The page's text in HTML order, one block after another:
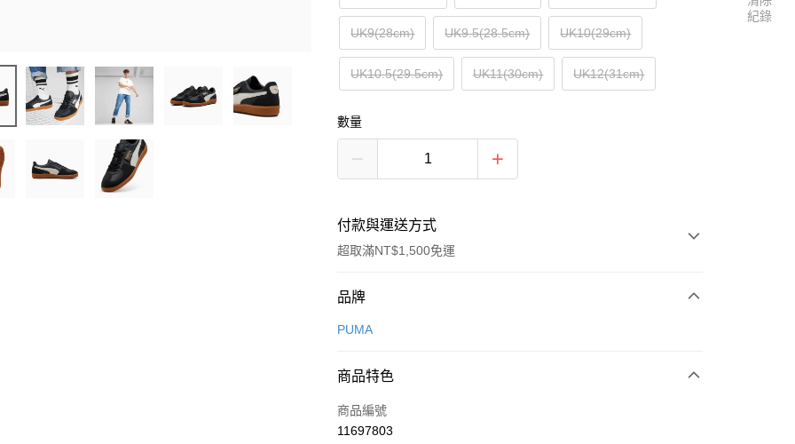
UK9(28cm) UK9.5(28.5cm) UK10(29cm)
UK10.5(29.5cm) UK11(30cm) UK12(31cm)
數量
付款與運送方式
超取滿NT$1,500免運
付款方式
信用卡一次付款
合作金庫商業銀行
華南商業銀行
LINE Pay
品牌
PUMA
商品特色
商品編號
11697803
紀錄